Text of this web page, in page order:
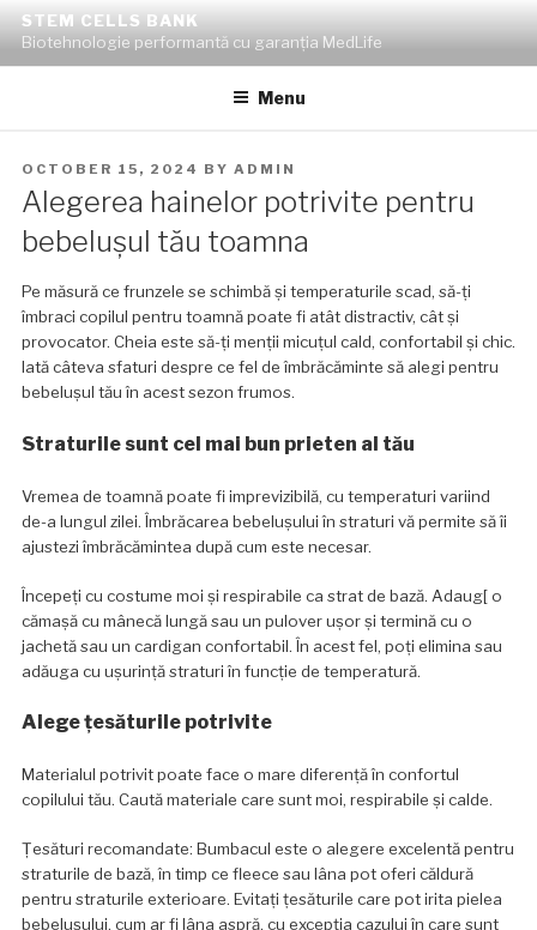
content
STEM CELLS BANK
Biotehnologie performantă cu garanția MedLife
Menu
POSTED
ON
OCTOBER 15, 2024 BY ADMIN
Alegerea hainelor potrivite pentru
bebelușul tău toamna
Pe măsură ce frunzele se schimbă și temperaturile scad, să-ți
îmbraci copilul pentru toamnă poate fi atât distractiv, cât și
provocator. Cheia este să-ți menții micuțul cald, confortabil și chic.
Iată câteva sfaturi despre ce fel de îmbrăcăminte să alegi pentru
bebelușul tău în acest sezon frumos.
Straturile sunt cel mai bun prieten al tău
Vremea de toamnă poate fi imprevizibilă, cu temperaturi variind
de-a lungul zilei. Îmbrăcarea bebelușului în straturi vă permite să îi
ajustezi îmbrăcămintea după cum este necesar.
Începeți cu costume moi și respirabile ca strat de bază. Adaug[ o
cămașă cu mânecă lungă sau un pulover ușor și termină cu o
jachetă sau un cardigan confortabil. În acest fel, poți elimina sau
adăuga cu ușurință straturi în funcție de temperatură.
Alege țesăturile potrivite
Materialul potrivit poate face o mare diferență în confortul
copilului tău. Caută materiale care sunt moi, respirabile și calde.
Țesături recomandate: Bumbacul este o alegere excelentă pentru
straturile de bază, în timp ce fleece sau lâna pot oferi căldură
pentru straturile exterioare. Evitați țesăturile care pot irita pielea
bebelușului, cum ar fi lâna aspră, cu excepția cazului în care sunt